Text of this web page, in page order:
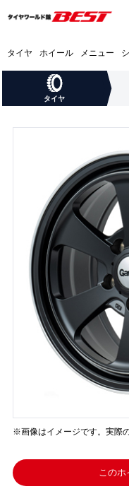
タイヤ ホイール メニュー
タイヤ
※画像はイメージです。実際
このホ